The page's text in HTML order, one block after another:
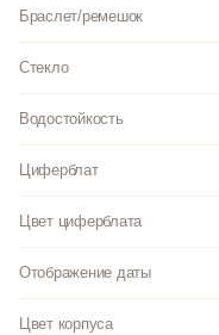
Браслет/ремешок
Стекло
Водостойкость
Циферблат
Цвет циферблата
Отображение даты
Цвет корпуса